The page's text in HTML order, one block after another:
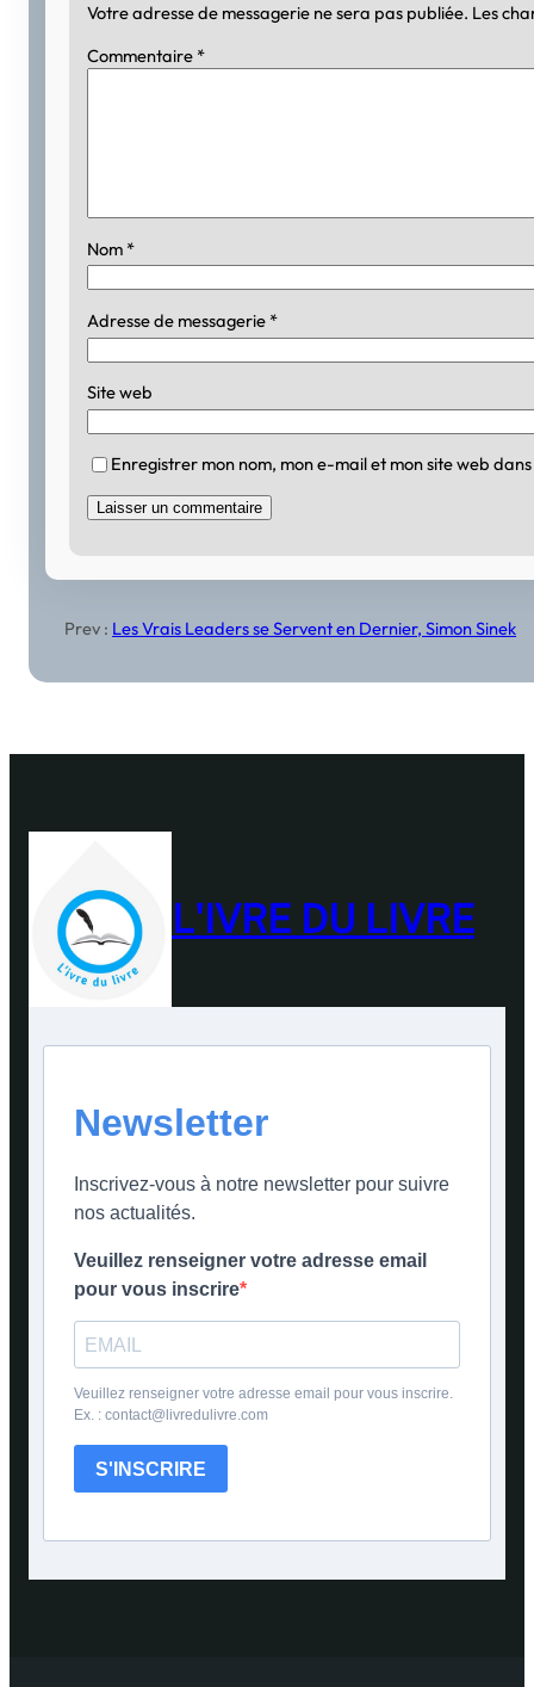
Votre adresse de messagerie ne sera pas publiée. Les
Commentaire *
Nom *
Adresse de messagerie *
Site web
Enregistrer mon nom, mon e-mail et mon site web
Prev : Les Vrais Leaders se Servent en Dernier, Simon Sinek
L'IVRE DU LIVRE
Newsletter
Inscrivez-vous à notre newsletter pour suivre
nos actualités.
Veuillez renseigner votre adresse email
pour vous inscrire
Veuillez renseigner votre adresse email pour vous inscrire.
Ex. : contact@livredulivre.com
S'INSCRIRE